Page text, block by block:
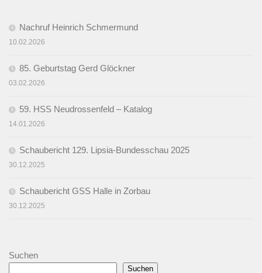
Nachruf Heinrich Schmermund
10.02.2026
85. Geburtstag Gerd Glöckner
03.02.2026
59. HSS Neudrossenfeld – Katalog
14.01.2026
Schaubericht 129. Lipsia-Bundesschau 2025
30.12.2025
Schaubericht GSS Halle in Zorbau
30.12.2025
Suchen
Suchen